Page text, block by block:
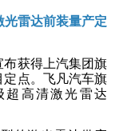
光雷达前装量产定
布获得上汽集团旗
点。飞凡汽车旗
超高清激光雷达